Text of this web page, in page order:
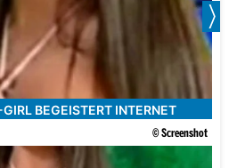
BEGEISTERT INTERNET
© Screenshot